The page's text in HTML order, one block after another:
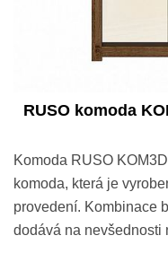
RUSO komoda
Komoda RUSO
komoda, která je
provedení. Kombinace
dodává na